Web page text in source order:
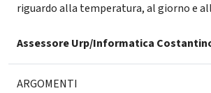
riguardo alla temperatura, al giorno e
Assessore Urp/Informatica
ARGOMENTI